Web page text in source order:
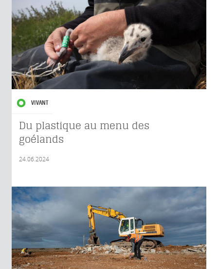
VIVANT
Du plastique au menu des
goélands
24.06.2024